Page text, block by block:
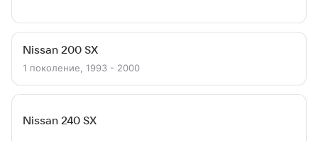
Nissan 200 SX
1 поколение, 1993 - 2000
Nissan 240 SX